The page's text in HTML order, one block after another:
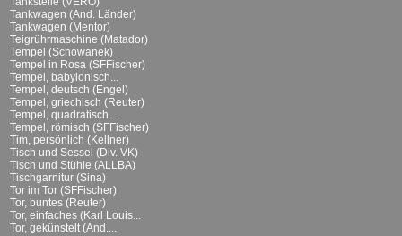
Tankwagen (And. Länder)
Tankwagen (Mentor)
Teigrührmaschine (Matador)
Tempel (Schowanek)
Tempel in Rosa (SFFischer)
Tempel, babylonisch...
Tempel, deutsch (Engel)
Tempel, griechisch (Reuter)
Tempel, quadratisch...
Tempel, römisch (SFFischer)
Tim, persönlich (Kellner)
Tisch und Sessel (Div. VK)
Tisch und Stühle (ALLBA)
Tischgarnitur (Sina)
Tor im Tor (SFFischer)
Tor, buntes (Reuter)
Tor, einfaches (Karl Louis...
Tor, gekünstelt (And....